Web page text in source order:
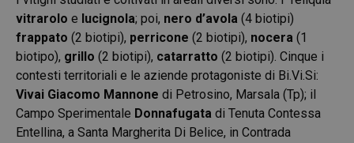
vitrarolo e lucignola; poi, nero d’avola (4 biotipi)
frappato (2 biotipi), perricone (2 biotipi), nocera (1
biotipo), grillo (2 biotipi), catarratto (2 biotipi). Cinque i
contesti territoriali e le aziende protagoniste di Bi.Vi.Si:
Vivai Giacomo Mannone di Petrosino, Marsala (Tp); il
Campo Sperimentale Donnafugata di Tenuta Contessa
Entellina, a Santa Margherita Di Belice, in Contrada